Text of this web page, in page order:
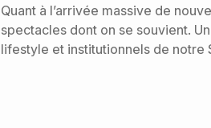
Quant à l’arrivée massive de
spectacles dont on se souvient.
lifestyle et institutionnels de notre